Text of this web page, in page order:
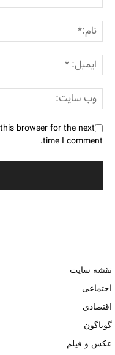
browser for the next
time I comment.
نقشه سایت
اجتماعی
اقتصادی
گوناگون
عکس و فیلم